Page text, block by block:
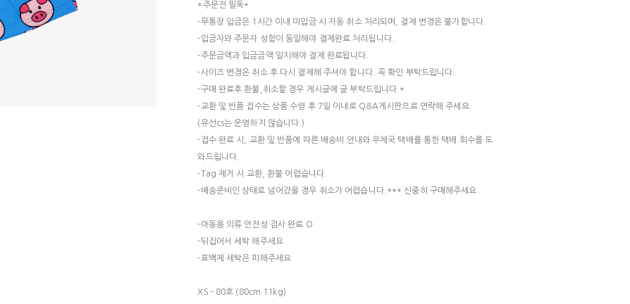
*주문전 필독*
-무통장 입금은 1시간 이내 미입금 시 자동 취소 처리되며, 결제 변경은 불가합니다.
-입금자와 주문자 성함이 동일해야 결제완료 처리됩니다.
-주문금액과 입금금액 일치해야 결제 완료됩니다.
-사이즈 변경은 취소 후 다시 결제해 주셔야 합니다. 꼭 확인 부탁드립니다.
-구매 완료후 환불,취소할 경우 게시글에 글 부탁드립니다.*
-교환 및 반품 접수는 상품 수령 후 7일 이내로 Q&A게시판으로 연락해 주세요.
(유선cs는 운영하지 않습니다.)
-접수 완료 시, 교환 및 반품에 따른 배송비 안내와 우체국 택배를 통한 택배 회수를 도
와드립니다.
-Tag 제거 시 교환, 환불 어렵습니다.
-배송준비인 상태로 넘어갔을 경우 취소가 어렵습니다.*** 신중히 구매해주세요.
-아동용 의류 안전성 검사 완료 O
-뒤집어서 세탁 해주세요
-표백제 세탁은 피해주세요
XS - 80호 (80cm 11kg)